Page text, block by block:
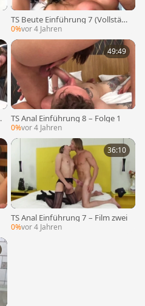
TS Beute Einführung 7 (Vollstän
diger Clip – Originale Version)
0%vor 4 Jahren
49:49
TS Anal Einführung 8 – Folge 1
0%vor 4 Jahren
36:10
TS Anal Einführung 7 – Film zwei
0%vor 4 Jahren